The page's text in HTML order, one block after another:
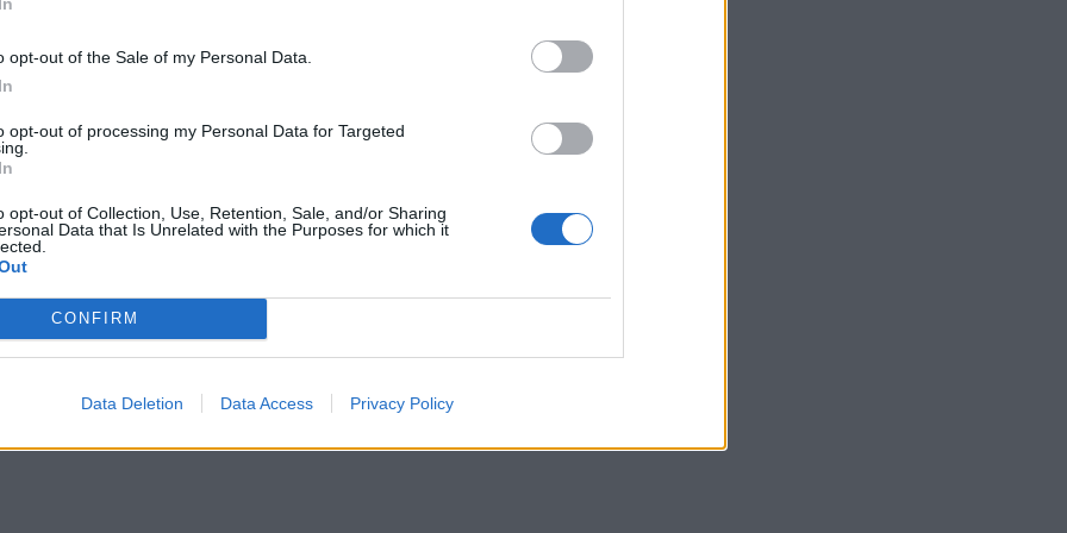
opt-out of the Sale of my Personal Data.
opt-out of processing my Personal Data for Targeted
opt-out of Collection, Use, Retention, Sale, and/or Sharing
Data that Is Unrelated with the Purposes for which it
CONFIRM
Data Deletion Data Access Privacy Policy
zagadnienie na podstawie
odpowiedzi uwzględnij
Najbardziej podstawowym z nich jest
i jedna armia izoluje jakieś miasto, lub zamek od
kapitulację. Literatura jednak pokazuje, że to nie
opisuje Dżuma Alberta Camusa.